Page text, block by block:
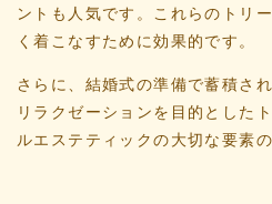
ントも人気です。これらのトリ
く着こなすために効果的です。
さらに、結婚式の準備で蓄積さ
リラクゼーションを目的とした
ルエステティックの大切な要素